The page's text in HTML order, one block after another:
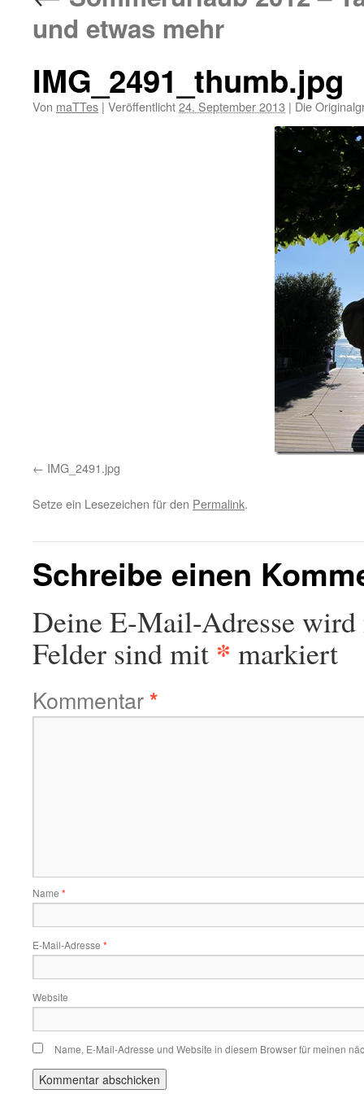
und etwas mehr
IMG_2491_thumb.jpg
Von maTTes | Veröffentlicht24. September 2013 | Die
IMG_2491.jpg
Setze ein Lesezeichen für den Permalink.
Schreibe einen
Deine E-Mail-Adresse
Felder sind mit * markiert
Kommentar*
Name *
E-Mail-Adresse *
Website
Name, E-Mail-Adresse und Website in diesem Browser für meinen